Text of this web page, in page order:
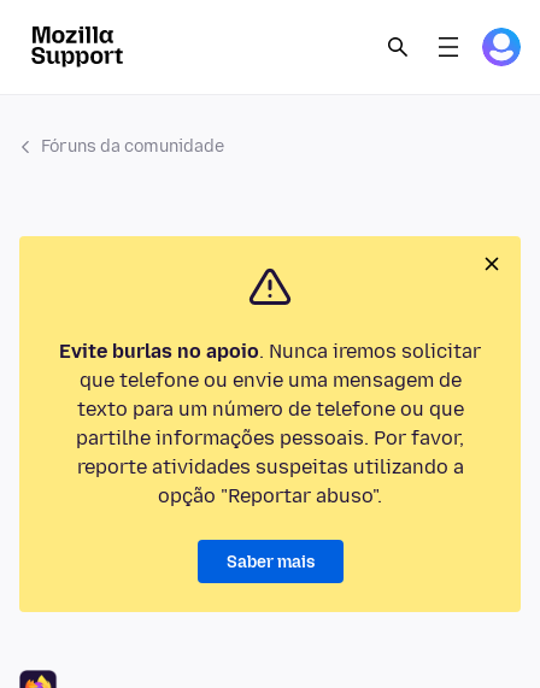
Fóruns da comunidade
Evite burlas no apoio. Nunca iremos solicitar
que telefone ou envie uma mensagem de
texto para um número de telefone ou que
partilhe informações pessoais. Por favor,
reporte atividades suspeitas utilizando a
opção "Reportar abuso".
Saber mais